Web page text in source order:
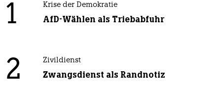
1 Krise der Demokratie
AfD-Wählen als Triebabfuhr
2 Zivildienst
Zwangsdienst als Randnotiz